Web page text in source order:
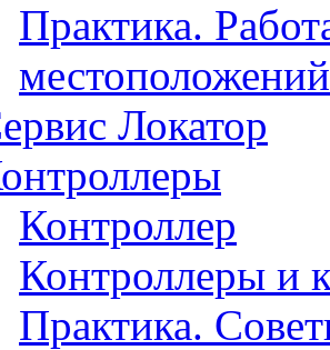
Практика.
местоположений
Локатор
Контроллер
Контроллеры и
Практика.